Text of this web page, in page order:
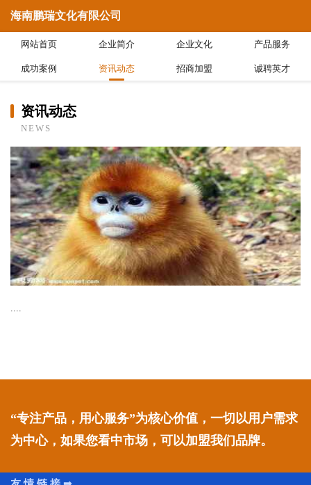
海南鹏瑞文化有限公司
网站首页 企业简介 企业文化 产品服务
成功案例 资讯动态 招商加盟 诚聘英才
资讯动态
NEWS
....
“专注产品，用心服务”为核心价值，一切以用户需求
为中心，如果您看中市场，可以加盟我们品牌。